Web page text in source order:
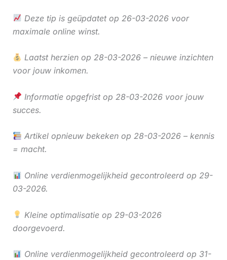
Deze tip is geüpdatet op 26-03-2026 voor
maximale online winst.
Laatst herzien op 28-03-2026 – nieuwe inzichten
voor jouw inkomen.
Informatie opgefrist op 28-03-2026 voor jouw
succes.
Artikel opnieuw bekeken op 28-03-2026 – kennis
= macht.
Online verdienmogelijkheid gecontroleerd op 29-
03-2026.
Kleine optimalisatie op 29-03-2026
doorgevoerd.
Online verdienmogelijkheid gecontroleerd op 31-